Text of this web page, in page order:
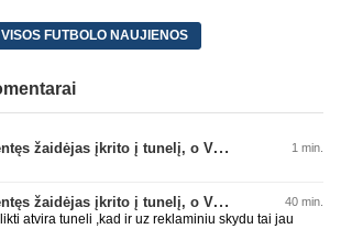
VISOS FUTBOLO NAUJIENOS
Brazilijoje įvartį šventęs žaidėjas įkrito į tunelį, o VAR įvartį atšaukė 1 min.
Brazilijoje įvartį šventęs žaidėjas įkrito į tunelį, o VAR įvartį atšaukė 40 min.
atvira tuneli ,kad ir uz reklaminiu skydu tai jau